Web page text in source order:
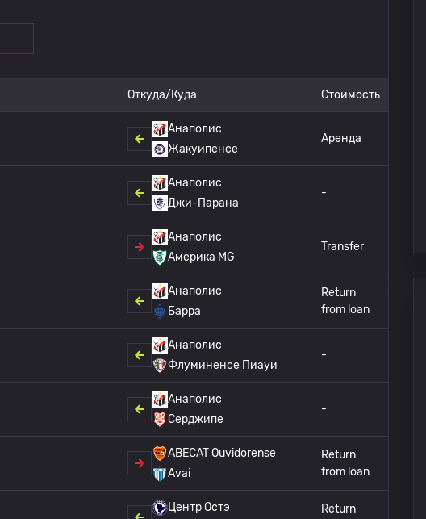
Откуда/Куда Стоимость
Анаполис
Жакуипенсе
Аренда
Анаполис
Джи-Парана
-
Анаполис
Америка MG
Transfer
Анаполис
Барра
Return
from loan
Анаполис
Флуминенсе Пиауи
-
Анаполис
Серджипе
-
ABECAT Ouvidorense
Avai
Return
from loan
Центр Остэ
Return